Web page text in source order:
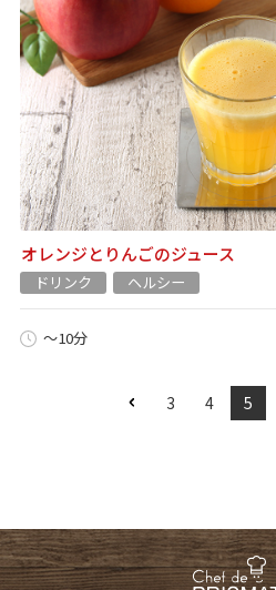
オレンジとりんごのジュース
ドリンク ヘルシー
～10分
3 4 5